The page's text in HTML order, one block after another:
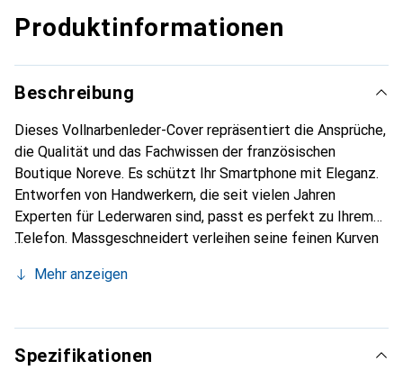
Produktinformationen
Beschreibung
Dieses Vollnarbenleder-Cover repräsentiert die Ansprüche,
die Qualität und das Fachwissen der französischen
Boutique Noreve. Es schützt Ihr Smartphone mit Eleganz.
Entworfen von Handwerkern, die seit vielen Jahren
Experten für Lederwaren sind, passt es perfekt zu Ihrem
Telefon. Massgeschneidert verleihen seine feinen Kurven
unverzichtbaren Accessoire für Ihr Smartphone.
die Marke Noreve eine sichere Wahl für eine
anspruchsvolle Kundschaft.
Mehr anzeigen
Spezifikationen